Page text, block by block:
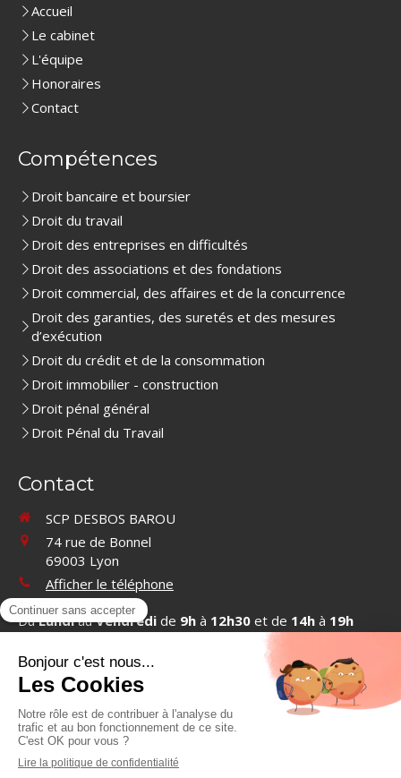
Accueil
Le cabinet
L'équipe
Honoraires
Contact
Compétences
Droit bancaire et boursier
Droit du travail
Droit des entreprises en difficultés
Droit des associations et des fondations
Droit commercial, des affaires et de la concurrence
Droit des garanties, des suretés et des mesures
d’exécution
Droit du crédit et de la consommation
Droit immobilier - construction
Droit pénal général
Droit Pénal du Travail
Contact
SCP DESBOS BAROU
74 rue de Bonnel
69003 Lyon
Afficher le téléphone
DuLundiauVendredi de 9h à 12h30 et de 14h à 19h
Contacter SCP DESBOS BAROU
©2019 SCP DESBOS BAROU - Cabinet d'avocats à Lyon